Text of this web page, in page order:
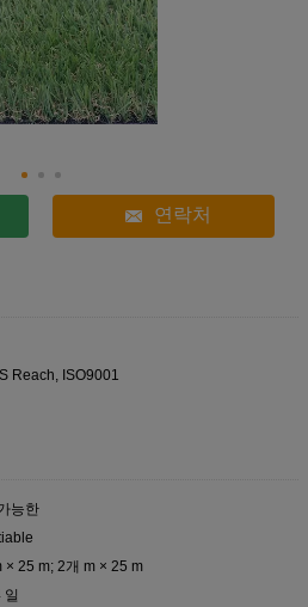
연락처
Reach, ISO9001
능한
× 25 m; 2개 m × 25 m
일